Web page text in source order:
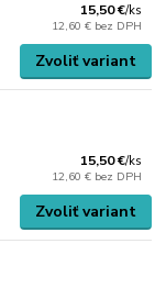
15,50 €/ks
12,60 € bez DPH
Zvoliť variant
15,50 €/ks
12,60 € bez DPH
Zvoliť variant